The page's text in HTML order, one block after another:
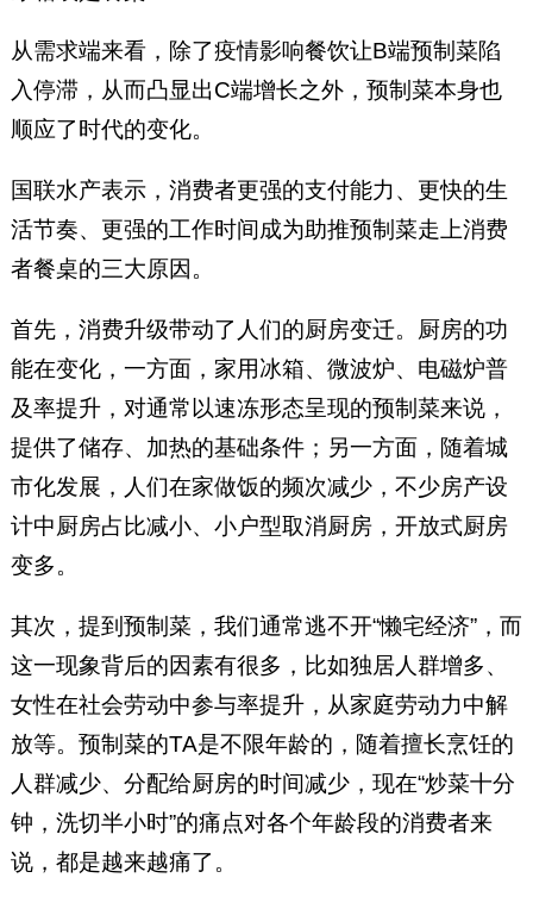
从需求端来看，除了疫情影响餐饮让B端预制菜陷
入停滞，从而凸显出C端增长之外，预制菜本身也
顺应了时代的变化。
国联水产表示，消费者更强的支付能力、更快的生
活节奏、更强的工作时间成为助推预制菜走上消费
者餐桌的三大原因。
首先，消费升级带动了人们的厨房变迁。厨房的功
能在变化，一方面，家用冰箱、微波炉、电磁炉普
及率提升，对通常以速冻形态呈现的预制菜来说，
提供了储存、加热的基础条件；另一方面，随着城
市化发展，人们在家做饭的频次减少，不少房产设
计中厨房占比减小、小户型取消厨房，开放式厨房
变多。
其次，提到预制菜，我们通常逃不开“懒宅经济”，而
这一现象背后的因素有很多，比如独居人群增多、
女性在社会劳动中参与率提升，从家庭劳动力中解
放等。预制菜的TA是不限年龄的，随着擅长烹饪的
人群减少、分配给厨房的时间减少，现在“炒菜十分
钟，洗切半小时”的痛点对各个年龄段的消费者来
说，都是越来越痛了。